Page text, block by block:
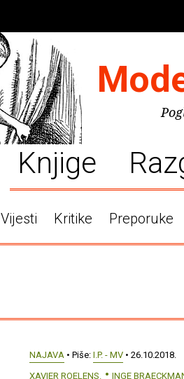
Knjige
Vijesti Kritike Preporuke
NAJAVA • Piše: I.P. - MV • 26.10.2018.
XAVIER ROELENS.
INGE